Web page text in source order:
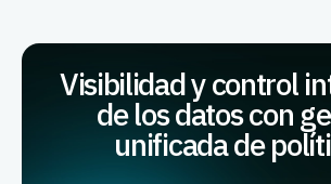
Visibilidad y control
de los datos con
unificada de